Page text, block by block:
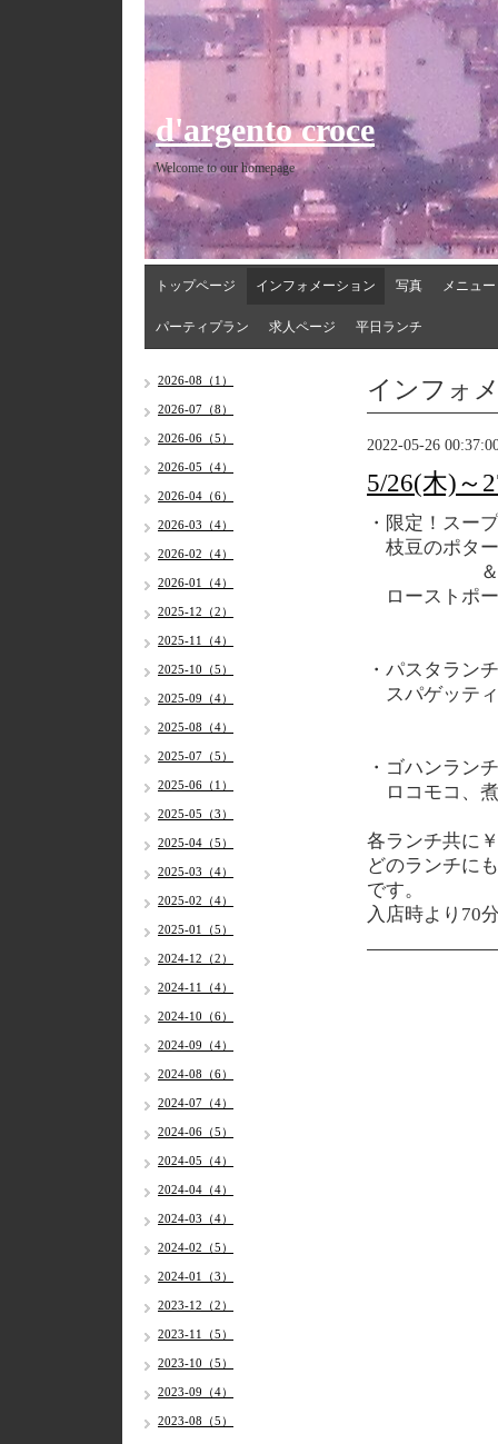
d'argento croce
Welcome to our homepage
トップページ インフォメーション 写真 メニュー
パーティプラン 求人ページ 平日ランチ
インフォ
2022-05-26
5/26(木)
・限定！スー
枝豆のポタ
＆
ローストポ
・パスタランチ
スパゲッテ
・ゴハンランチ
ロコモコ、
各ランチ共に
どのランチに
です。
入店時より70
2026-08（1）
2026-07（8）
2026-06（5）
2026-05（4）
2026-04（6）
2026-03（4）
2026-02（4）
2026-01（4）
2025-12（2）
2025-11（4）
2025-10（5）
2025-09（4）
2025-08（4）
2025-07（5）
2025-06（1）
2025-05（3）
2025-04（5）
2025-03（4）
2025-02（4）
2025-01（5）
2024-12（2）
2024-11（4）
2024-10（6）
2024-09（4）
2024-08（6）
2024-07（4）
2024-06（5）
2024-05（4）
2024-04（4）
2024-03（4）
2024-02（5）
2024-01（3）
2023-12（2）
2023-11（5）
2023-10（5）
2023-09（4）
2023-08（5）